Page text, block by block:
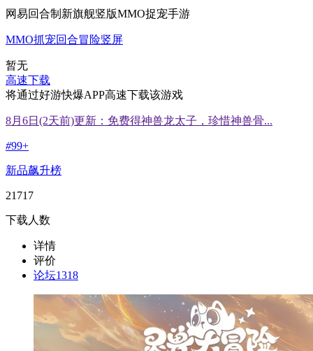
网易回合制新旗舰竖版MMO捉宠手游
MMO抓宠回合冒险竖屏
暂无
高速下载
将通过好游快爆APP高速下载该游戏
8月6日(2天前)更新：免费得神兽龙太子，珍惜神兽骨...
#99+
新品飙升榜
21717
下载人数
详情
评价
论坛1318